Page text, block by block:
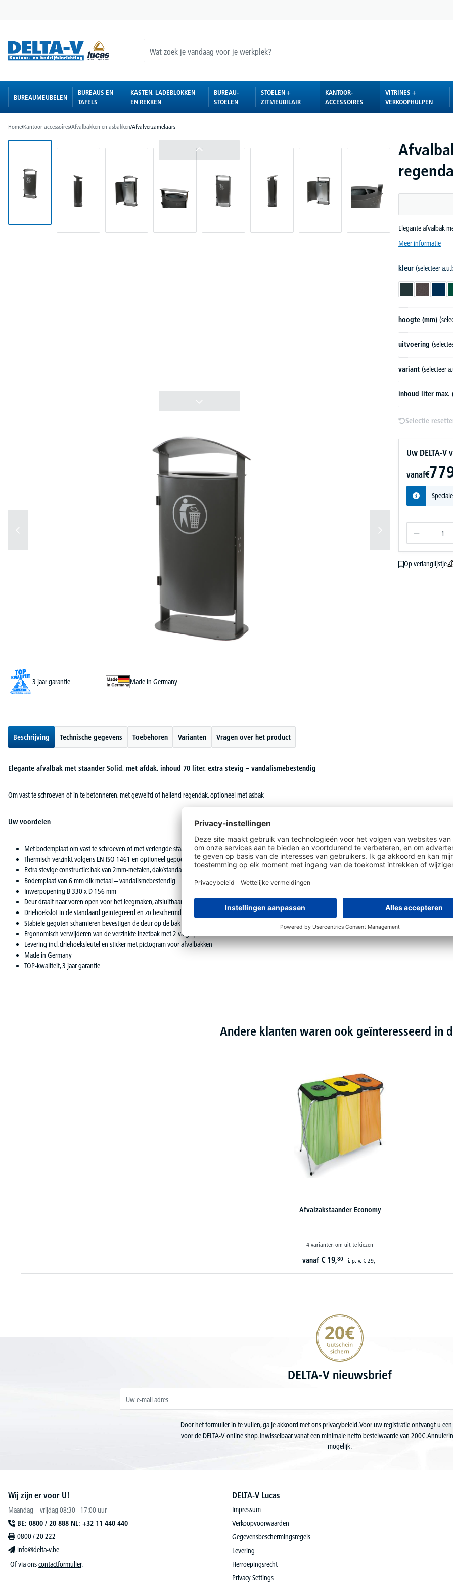
BUREAUMEUBELEN
BUREAUS EN
TAFELS
KASTEN, LADEBLOKKEN
EN REKKEN
BUREAU-
STOELEN
STOELEN +
ZITMEUBILAIR
KANTOOR-
ACCESSOIRES
VITRINES +
VERKOOPHULPEN
Home/Kantoor-accessoires/Afvalbakken en asbakken/Afvalverzamelaars
Elegante afvalbak
Meer informatie
kleur (selecteer
hoogte (mm)
uitvoering
variant (selecteer
inhoud liter
Selectie
Uw DELTA-
vanaf€
Op verlanglijstje
3 jaar garantie Made in Germany
Beschrijving Technische gegevens Toebehoren Varianten Vragen over het product
Elegante afvalbak met staander Solid, met afdak, inhoud 70 liter, extra stevig – vandalismebestendig
Om vast te schroeven of in te betonneren, met gewelfd of hellend regendak, optioneel met asbak
Uw voordelen
Met bodemplaat om vast te schroeven of met verlengde staander om in te betonneren
Thermisch verzinkt volgens EN ISO 1461 en optioneel gepoedercoat, verkrijgbaar in veel verschillende kleuren
Extra stevige constructie: bak van 2mm-metalen, dak/standaard van 8mm-metalen,
Bodemplaat van 6 mm dik metaal – vandalismebestendig
Inwerpopening B 330 x D 156 mm
Deur draait naar voren open voor het leegmaken, afsluitbaar met driehoekslot
Driehoekslot in de standaard geïntegreerd en zo beschermd
Stabiele gegoten scharnieren bevestigen de deur op de bak
Ergonomisch verwijderen van de verzinkte inzetbak met 2 valgrepen
Levering incl. driehoeksleutel en sticker met pictogram voor afvalbakken
Made in Germany
TOP-kwaliteit, 3 jaar garantie
Andere klanten waren ook geïnteresseerd in
Systeem-afvalemmers
8 varianten om uit te kiezen
vanaf € 49,50 i. p. v. € 59,-
20€ korting verzekeren
DELTA-V nieuwsbrief
Door het formulier in te vullen, ga je akkoord met onsprivacybeleid.Voor uw registratie ontvangt u
voor de DELTA-V online shop. Inwisselbaar vanaf een minimale netto bestelwaarde van 200€.
mogelijk.
Wij zijn er voor U!
Maandag – vrijdag 08:30 - 17:00 uur
BE: 0800 / 20 888 NL: +32 11 440 440
0800 / 20 222
info@delta-v.be
Of via onscontactformulier.
DELTA-V Lucas
Impressum
Verkoopvoorwaarden
Gegevensbeschermingsregels
Levering
Herroepingsrecht
Privacy Settings